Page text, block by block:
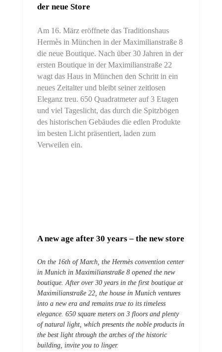
der neue Store
Am 16. März eröffnete das Traditionshaus
Hermès in München in der Maximilianstraße 8
die neue Boutique. Nach über 30 Jahren in der
ersten Boutique in der Maximilianstraße 22
wagt das Haus in München den Schritt in ein
neues Zeitalter und bleibt seiner zeitlosen
Eleganz treu. 650 Quadratmeter auf 3 Etagen
und viel Tageslicht, das durch die Spitzbögen
des historischen Gebäudes die edlen Produkte
im besten Licht präsentiert, laden zum
Verweilen ein.
A new age after 30 years – the new store
On the 16th of March, the Hermès convention center
in Munich in Maximilianstraße 8 opened the new
boutique. After over 30 years in the first boutique at
Maximilianstraße 22, the house in Munich ventures
into a new era and remains true to its timeless
elegance. 650 square meters on 3 floors and plenty
of natural light, which presents the noble products in
the best light through the arches of the historic
building, invite you to linger.